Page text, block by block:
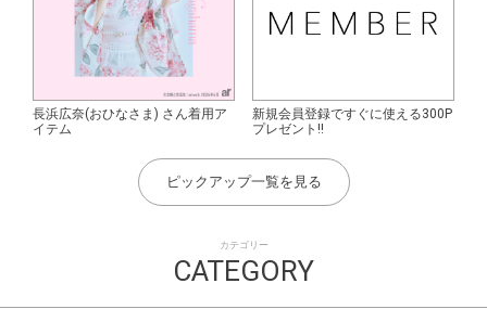
カテゴリー
CATEGORY
長浜広奈(おひなさま) さん着用ア
イテム
新規会員登録ですぐに使える300P
プレゼント!!
ピックアップ一覧を見る